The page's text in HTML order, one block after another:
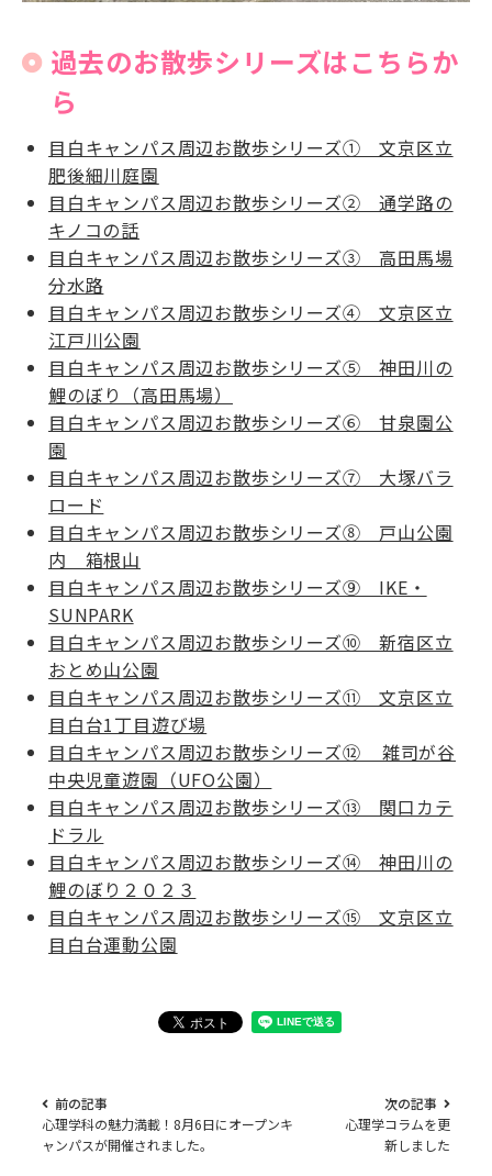
過去のお散歩シリーズはこちらか
ら
目白キャンパス周辺お散歩シリーズ① 文京区立
肥後細川庭園
目白キャンパス周辺お散歩シリーズ② 通学路の
キノコの話
目白キャンパス周辺お散歩シリーズ③ 高田馬場
分水路
目白キャンパス周辺お散歩シリーズ④ 文京区立
江戸川公園
目白キャンパス周辺お散歩シリーズ⑤ 神田川の
鯉のぼり（高田馬場）
目白キャンパス周辺お散歩シリーズ⑥ 甘泉園公
園
目白キャンパス周辺お散歩シリーズ⑦ 大塚バラ
ロード
目白キャンパス周辺お散歩シリーズ⑧ 戸山公園
内 箱根山
目白キャンパス周辺お散歩シリーズ⑨ IKE・
SUNPARK
目白キャンパス周辺お散歩シリーズ⑩ 新宿区立
おとめ山公園
目白キャンパス周辺お散歩シリーズ⑪ 文京区立
目白台1丁目遊び場
目白キャンパス周辺お散歩シリーズ⑫ 雑司が谷
中央児童遊園（UFO公園）
目白キャンパス周辺お散歩シリーズ⑬ 関口カテ
ドラル
目白キャンパス周辺お散歩シリーズ⑭ 神田川の
鯉のぼり２０２３
目白キャンパス周辺お散歩シリーズ⑮ 文京区立
目白台運動公園
前の記事
心理学科の魅力満載！8月6日にオープンキ
ャンパスが開催されました。
次の記事
心理学コラムを更
新しました